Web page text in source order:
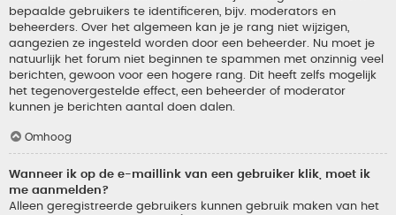
bepaalde gebruikers te identificeren, bijv. moderators en
beheerders. Over het algemeen kan je je rang niet wijzigen,
aangezien ze ingesteld worden door een beheerder. Nu moet je
natuurlijk het forum niet beginnen te spammen met onzinnig veel
berichten, gewoon voor een hogere rang. Dit heeft zelfs mogelijk
het tegenovergestelde effect, een beheerder of moderator
kunnen je berichten aantal doen dalen.
Omhoog
Wanneer ik op de e-maillink van een gebruiker klik, moet ik
me aanmelden?
Alleen geregistreerde gebruikers kunnen gebruik maken van het